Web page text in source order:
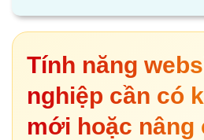
Tính năng
nghiệp cần có
mới hoặc nâng